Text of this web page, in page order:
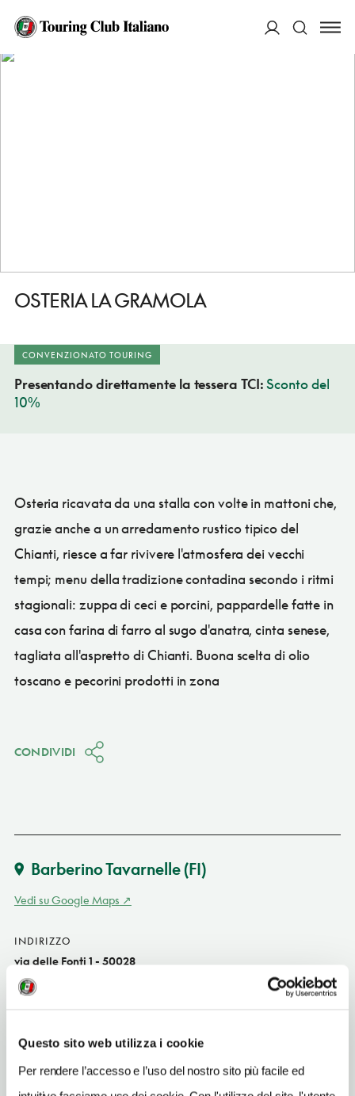
Questo sito web utilizza i cookie
Per rendere l’accesso e l’uso del nostro sito più facile ed
HOME
OSTERIA LA GRAMOLA
OSTERIA LA GRAMOLA
CONVENZIONATO TOURING
Presentando direttamente la tessera TCI:Sconto del
10%
Osteria ricavata da una stalla con volte in mattoni che,
grazie anche a un arredamento rustico tipico del
Chianti, riesce a far rivivere l'atmosfera dei vecchi
tempi; menu della tradizione contadina secondo i ritmi
stagionali: zuppa di ceci e porcini, pappardelle fatte in
casa con farina di farro al sugo d'anatra, cinta senese,
tagliata all'aspretto di Chianti. Buona scelta di olio
toscano e pecorini prodotti in zona
CONDIVIDI
Barberino Tavarnelle(FI)
Vedi su Google Maps
INDIRIZZO
via delle Fonti 1 - 50028
Barberino Tavarnelle (FI)
Toscana IT
www.gramola.it